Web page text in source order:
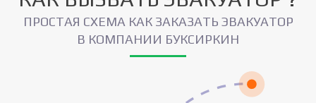
ПРОСТАЯ СХЕМА КАК ЗАКАЗАТЬ ЭВАКУАТОР
В КОМПАНИИ БУКСИРКИН